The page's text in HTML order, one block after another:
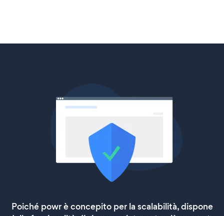
Poiché powr è concepito per la scalabilità, dispone